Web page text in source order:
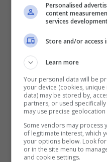
anche come cibo
di carestia perché
questo animale
questo Show delle
troveremo anche
reginetteossia
Moroseta dal collo
Showgirl
praticamente da
Personalised
content
services
Store and/or access
Learn more
Your personal data will be
your device (cookies,
data) may be stored by,
partners, or used
may use precise geolocation
Some vendors may
of legitimate interest, which
your options below. Look
or in the site menu to
and cookie settings.